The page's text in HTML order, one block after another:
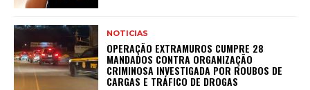
NOTICIAS
OPERAÇÃO EXTRAMUROS CUMPRE 28
MANDADOS CONTRA ORGANIZAÇÃO
CRIMINOSA INVESTIGADA POR ROUBOS DE
CARGAS E TRÁFICO DE DROGAS